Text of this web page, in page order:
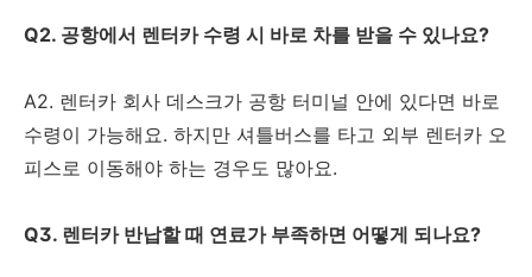
Q2. 공항에서 렌터카 수령 시 바로 차를 받을 수 있나요?
A2. 렌터카 회사 데스크가 공항 터미널 안에 있다면 바로
수령이 가능해요. 하지만 셔틀버스를 타고 외부 렌터카 오
피스로 이동해야 하는 경우도 많아요.
Q3. 렌터카 반납할 때 연료가 부족하면 어떻게 되나요?